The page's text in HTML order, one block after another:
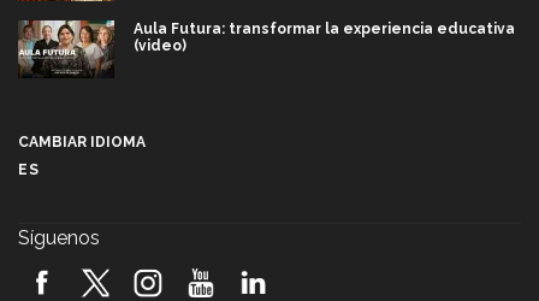
Aula Futura: transformar la experiencia educativa
(video)
2026! (video)
CAMBIAR IDIOMA
ES
Síguenos